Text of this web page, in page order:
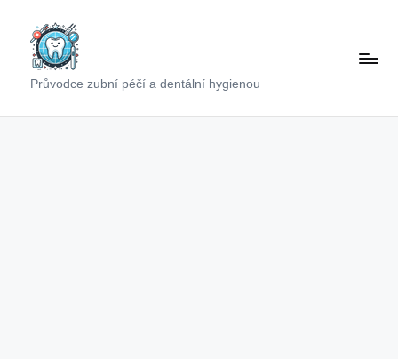
contentPrůvodce zubní péčí a dentální hygienou